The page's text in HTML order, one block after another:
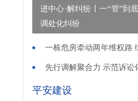
进中心·解纠纷丨一“管”到
调处化纠纷
先行调解聚合力 示范诉讼
平安建设